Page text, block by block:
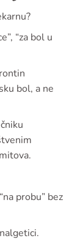
“za bol u
bol, a ne
probu” bez